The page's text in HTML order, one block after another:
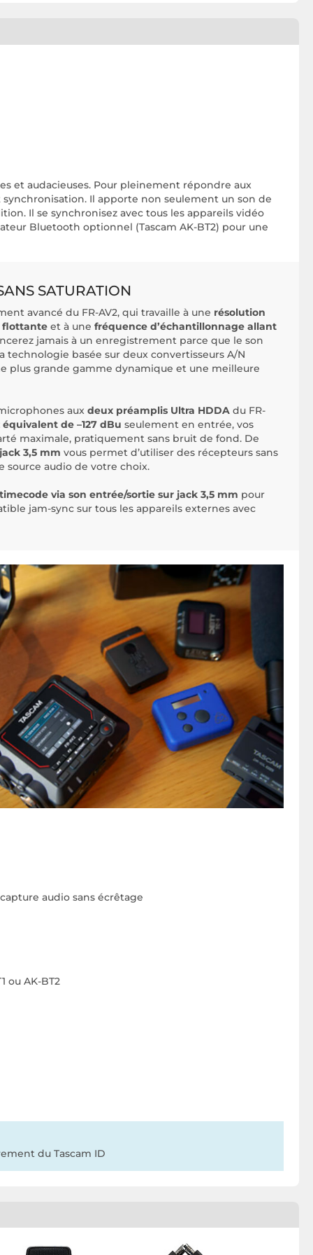
et audacieuses. Pour pleinement répondre aux
Il apporte non seulement un son de
Il se synchronisez avec tous les appareils vidéo
Bluetooth optionnel (Tascam AK-BT2) pour une
SATURATION
avancé du FR-AV2, qui travaille à une résolution
flottante et à une fréquence d’échantillonnage allant
jamais à un enregistrement parce que le son
technologie basée sur deux convertisseurs A/N
plus grande gamme dynamique et une meilleure
aux deux préamplis Ultra HDDA du FR-
de –127 dBu seulement en entrée, vos
maximale, pratiquement sans bruit de fond. De
3,5 mm vous permet d’utiliser des récepteurs sans
source audio de votre choix.
timecode via son entrée/sortie sur jack 3,5 mm pour
jam-sync sur tous les appareils externes avec
audio sans écrêtage
ou AK-BT2
du Tascam ID